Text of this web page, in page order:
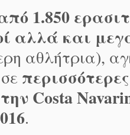
1.850
αλλά και
αθλήτρια),
Costa
.